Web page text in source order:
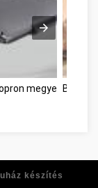
megye Bútor
készítés